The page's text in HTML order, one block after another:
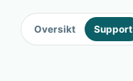
Oversikt Support